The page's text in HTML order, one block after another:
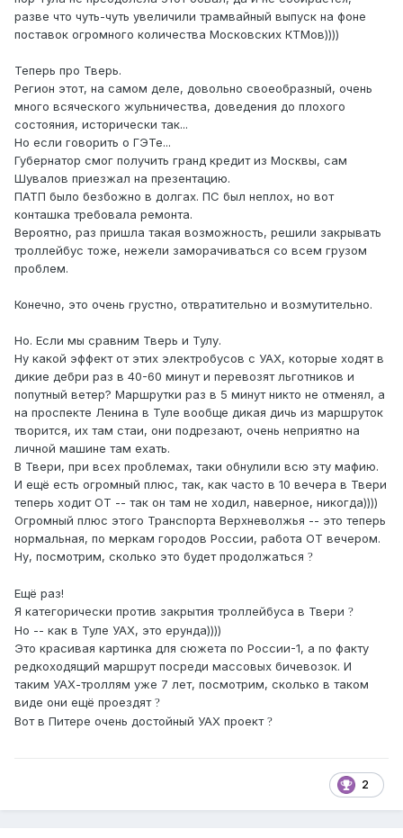
разве что чуть-чуть увеличили трамвайный выпуск на фоне
поставок огромного количества Московских КТМов))))
Теперь про Тверь.
Регион этот, на самом деле, довольно своеобразный, очень
много всяческого жульничества, доведения до плохого
состояния, исторически так...
Но если говорить о ГЭТе...
Губернатор смог получить гранд кредит из Москвы, сам
Шувалов приезжал на презентацию.
ПАТП было безбожно в долгах. ПС был неплох, но вот
конташка требовала ремонта.
Вероятно, раз пришла такая возможность, решили закрывать
троллейбус тоже, нежели заморачиваться со всем грузом
проблем.
Конечно, это очень грустно, отвратительно и возмутительно.
Но. Если мы сравним Тверь и Тулу.
Ну какой эффект от этих электробусов с УАХ, которые ходят в
дикие дебри раз в 40-60 минут и перевозят льготников и
попутный ветер? Маршрутки раз в 5 минут никто не отменял, а
на проспекте Ленина в Туле вообще дикая дичь из маршруток
творится, их там стаи, они подрезают, очень неприятно на
личной машине там ехать.
В Твери, при всех проблемах, таки обнулили всю эту мафию.
И ещё есть огромный плюс, так, как часто в 10 вечера в Твери
теперь ходит ОТ -- так он там не ходил, наверное, никогда))))
Огромный плюс этого Транспорта Верхневолжья -- это теперь
нормальная, по меркам городов России, работа ОТ вечером.
Ну, посмотрим, сколько это будет продолжаться ?
Ещё раз!
Я категорически против закрытия троллейбуса в Твери ?
Но -- как в Туле УАХ, это ерунда))))
Это красивая картинка для сюжета по России-1, а по факту
редкоходящий маршрут посреди массовых бичевозок. И
таким УАХ-троллям уже 7 лет, посмотрим, сколько в таком
виде они ещё проездят ?
Вот в Питере очень достойный УАХ проект ?
2